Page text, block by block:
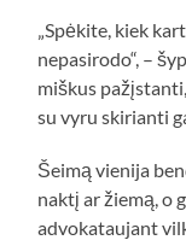
„Spėkite, kiek
nepasirodo“, –
miškus
su vyru skirianti
Šeimą vienija
naktį ar žiemą, o
advokataujant